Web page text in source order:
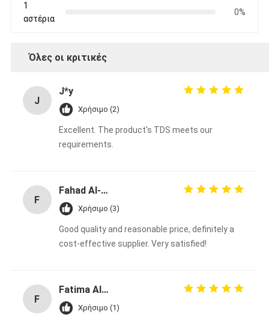
1
αστέρια
0%
Όλες οι κριτικές
J
J*y
Χρήσιμο (2)
Excellent. The product's TDS meets our
requirements.
F
Fahad Al-Sabah
Χρήσιμο (3)
Good quality and reasonable price, definitely a
cost-effective supplier. Very satisfied!
F
Fatima Al-Nuaimi
Χρήσιμο (1)